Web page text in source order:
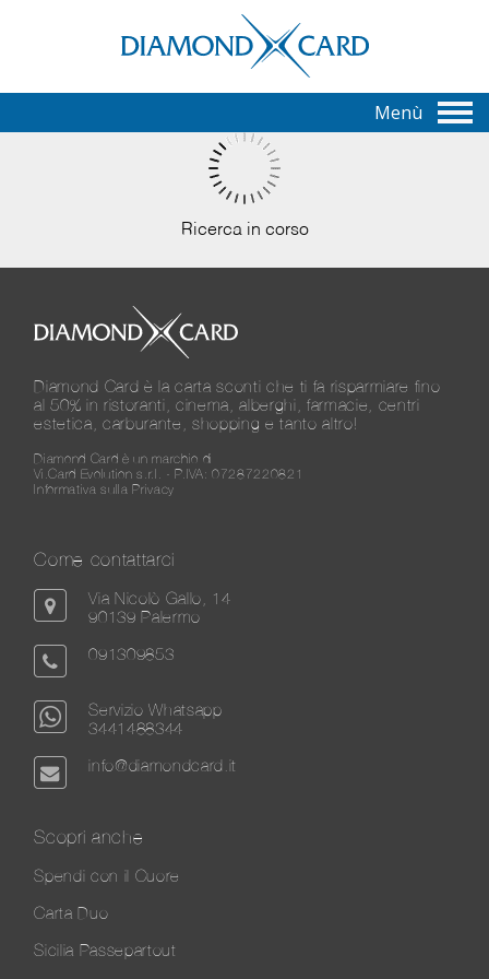
Menù
Ricerca in corso
Diamond Card è la carta sconti che ti fa risparmiare fino
al 50% in ristoranti, cinema, alberghi, farmacie, centri
estetica, carburante, shopping e tanto altro!
Diamond Card è un marchio di
Vi.Card Evolution s.r.l. - P.IVA: 07287220821
Informativa sulla Privacy
Come contattarci
Via Nicolò Gallo, 14
90139 Palermo
091309853
Servizio Whatsapp
3441488344
info@diamondcard.it
Scopri anche
Spendi con il Cuore
Carta Duo
Sicilia Passepartout